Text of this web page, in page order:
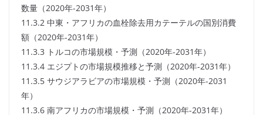
数量（2020年-2031年）
11.3.2 中東・アフリカの血栓除去用カテーテルの国別消費
額（2020年-2031年）
11.3.3 トルコの市場規模・予測（2020年-2031年）
11.3.4 エジプトの市場規模推移と予測（2020年-2031年）
11.3.5 サウジアラビアの市場規模・予測（2020年-2031
年）
11.3.6 南アフリカの市場規模・予測（2020年-2031年）